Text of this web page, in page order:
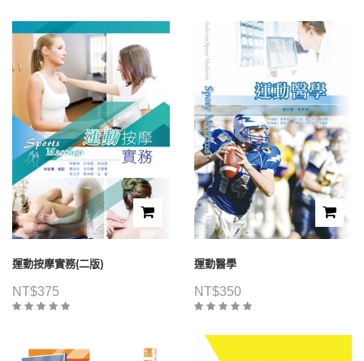
運動按摩實務(二版)
NT$375
運動醫學
NT$350